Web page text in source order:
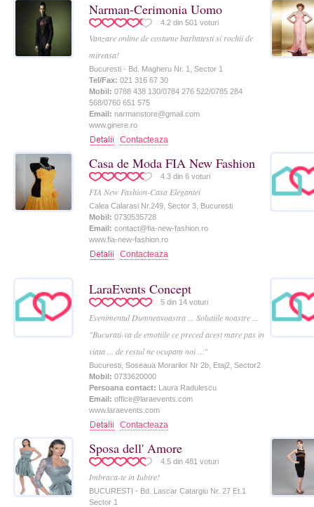
Narman-Cerimonia Uomo
4.2din 501 voturi
Vanzare online de costume barbatesti si rochii de
mireasa!
Bucuresti - Bd. Magheru Nr. 1, Sector 1
Tel/Fax: 021 316 67 30
Mobil: 0788 438 130/0784 276 522/0785 284
568/0760 651 575
Email: narmanstore@gmail.com
www.ginere.ro
Contacteaza
Casa de Moda FIA New Fashion
4.3din 6voturi
FIA New Fashion-Casa Elegantei
Calea Calarasi Nr.249, Sector 3, Bucuresti
Mobil: 0730535728
Email: contact@fia-new-fashion.ro
www.fia-new-fashion.ro
Contacteaza
LaraEvents Concept
5din 14voturi
Evenimentul Dumneavoastra ... Solutiile noastre ...
"Bucurati-va de emotiile ce preced acest mare pas in
viata ... de restul ne ocupam noi ..."
Bucuresti, Soseaua Morarilor Nr 2b, Etaj2, Sector2
Mobil: 0733620000
Persoana contact: Laura Radulescu
Email: office@laraevents.com
www.laraevents.com
Contacteaza
Sposa dell' Amore
4.5din 481 voturi
Imbraca-te in Iubire!
BUCURESTI - Bd. Lascar Catargiu Nr. 27 Et.1
Sector 1